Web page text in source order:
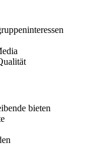
bieten